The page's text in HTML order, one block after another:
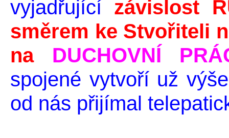
vyjadřující závislost
směrem ke Stvořiteli
na DUCHOVNÍ
spojené vytvoří už
od nás přijímal